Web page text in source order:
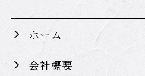
ホーム
会社概要